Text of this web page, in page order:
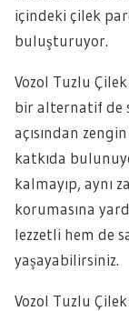
içindeki çilek
buluşturuyor.
Vozol Tuzlu
bir alternatif de
açısından
katkıda
kalmayıp, aynı
korumasına
lezzetli hem de
yaşayabilirsiniz.
Vozol Tuzlu